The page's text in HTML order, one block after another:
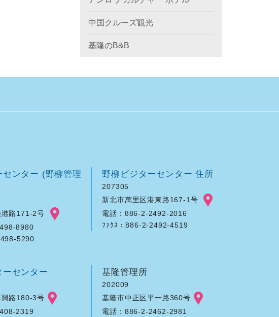
中国クルーズ観光
基隆のB&B
センター (野柳管理
路171-2号
8980
5290
野柳ビジターセンター 住所
207305
新北市萬里区港東路167-1号
電話：886-2-2492-2016
ﾌｧｸｽ：886-2-2492-4519
ーセンター
路180-3号
2319
基隆管理所
202009
基隆市中正区平一路360号
電話：886-2-2462-2981